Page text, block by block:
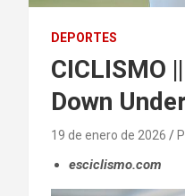
DEPORTES
CICLISMO
Down
19 de enero de 2026
esciclismo.com